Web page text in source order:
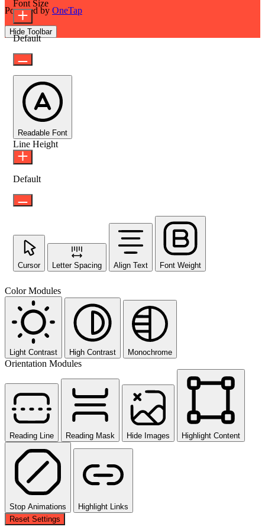
Powered by OneTap
Hide Toolbar
Font Size
Default
Readable Font
Line Height
Default
Cursor Letter Spacing Align Text Font Weight
Color Modules
Light Contrast High Contrast Monochrome
Orientation Modules
Reading Line Reading Mask Hide Images Highlight Content
Stop Animations
Highlight Links
Reset Settings